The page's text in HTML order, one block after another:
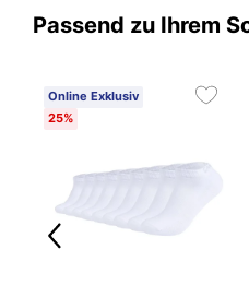
Passend zu Ihrem
Online Exklusiv
25%